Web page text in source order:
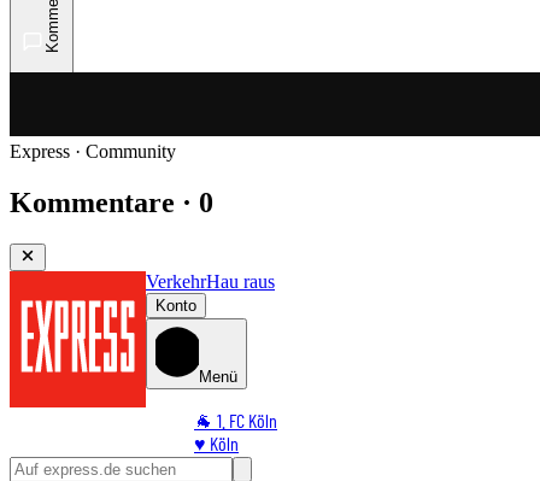
Express · Community
Kommentare · 0
VerkehrHau raus
Konto
Menü
🐐 1. FC Köln
♥️ Köln
⭐ Promi